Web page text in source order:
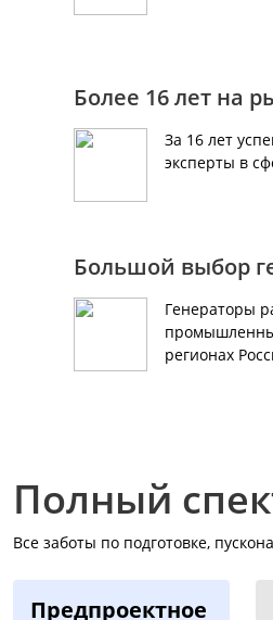
Более 16 лет на
За 16 лет
эксперты в
Большой выбор
Генераторы
регионах
Полный
Все заботы по подготовке,
Предпроектное